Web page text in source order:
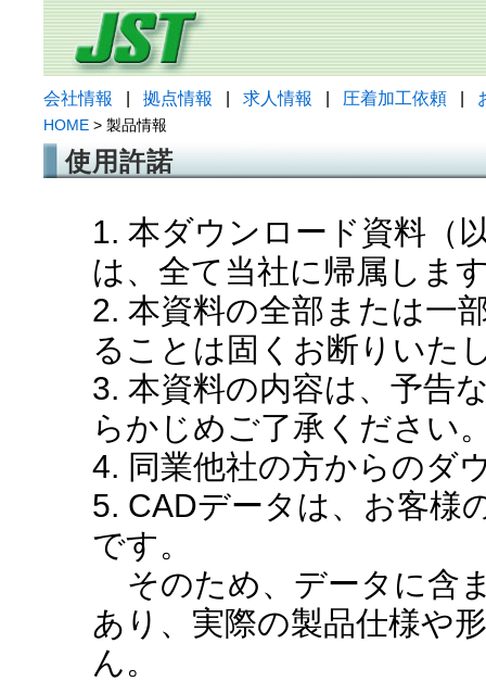
会社情報 拠点情報 求人情報 圧着加工依頼
HOME > 製品情報
使用許諾
1. 本ダウンロード資料（
は、全て当社に帰属しま
2. 本資料の全部または一
ることは固くお断りいた
3. 本資料の内容は、予告
らかじめご了承ください
4. 同業他社の方からのダ
5. CADデータは、お客様
です。
そのため、データに含
あり、実際の製品仕様や
ん。